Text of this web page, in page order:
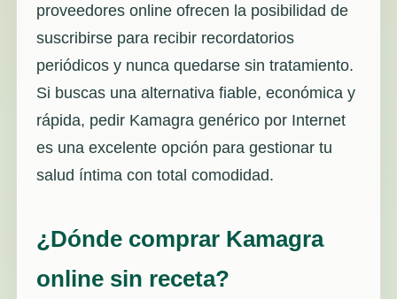
proveedores online ofrecen la posibilidad de
suscribirse para recibir recordatorios
periódicos y nunca quedarse sin tratamiento.
Si buscas una alternativa fiable, económica y
rápida, pedir Kamagra genérico por Internet
es una excelente opción para gestionar tu
salud íntima con total comodidad.
¿Dónde comprar Kamagra
online sin receta?